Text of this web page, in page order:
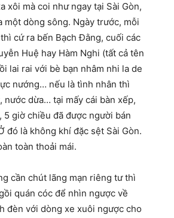
xôi mà coi như ngay tại Sài Gòn,
một dòng sông. Ngày trước, mỗi
cứ ra bến Bạch Đằng, cuối các
Huệ hay Hàm Nghi (tất cả tên
lai rai với bè bạn nhâm nhi la de
nướng… nếu là tình nhân thì
nước dừa… tại mấy cái bàn xếp,
5 giờ chiều đã được người bán
đó là không khí đặc sệt Sài Gòn.
toàn thoải mái.
cần chút lãng mạn riêng tư thì
quán cóc để nhìn ngược về
đèn với dòng xe xuôi ngược cho